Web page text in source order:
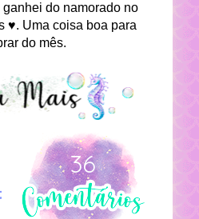
ganhei do namorado no
♥. Uma coisa boa para
do mês.
36